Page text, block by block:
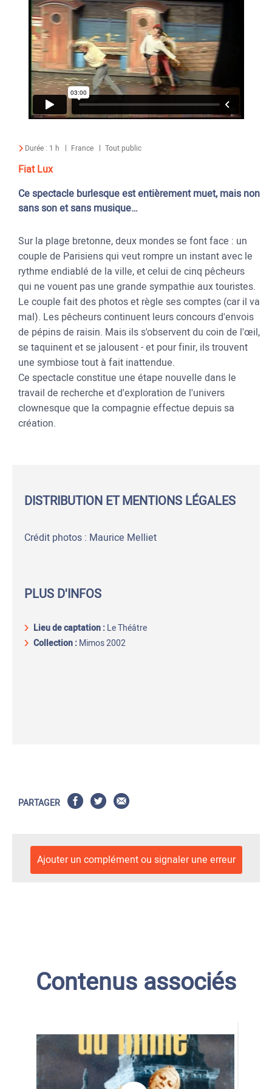
Durée : 1 h France Tout public
Fiat Lux
Ce spectacle burlesque est entièrement muet, mais non
sans son et sans musique…
Sur la plage bretonne, deux mondes se font face : un
couple de Parisiens qui veut rompre un instant avec le
rythme endiablé de la ville, et celui de cinq pêcheurs
qui ne vouent pas une grande sympathie aux touristes.
Le couple fait des photos et règle ses comptes (car il va
mal). Les pêcheurs continuent leurs concours d'envois
de pépins de raisin. Mais ils s'observent du coin de l'œil,
se taquinent et se jalousent - et pour finir, ils trouvent
une symbiose tout à fait inattendue.
Ce spectacle constitue une étape nouvelle dans le
travail de recherche et d'exploration de l'univers
clownesque que la compagnie effectue depuis sa
création.
DISTRIBUTION ET MENTIONS LÉGALES
Crédit photos : Maurice Melliet
PLUS D'INFOS
Lieu de captation:Le Théâtre
Collection :Mimos 2002
PARTAGER
Ajouter un complément ou signaler une erreur
Contenus associés